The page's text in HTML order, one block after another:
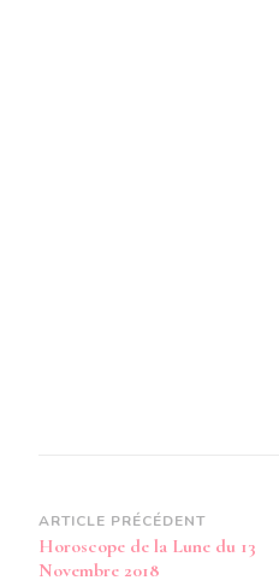
Navigation
d’article
ARTICLE PRÉCÉDENT
Horoscope de la Lune du 13
Novembre 2018